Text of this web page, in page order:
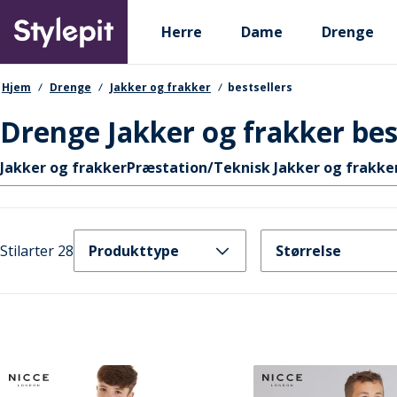
main
content
Primary departments
Herre Dame Drenge
navigationssti
Hjem Drenge Jakker og frakker bestsellers
Drenge Jakker og frakker
Hurtige links
Jakker og frakkerPræstation/Teknisk Jakker og
Stilarter 28 Produkttype Størrelse